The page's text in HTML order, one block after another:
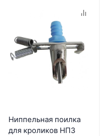
Ниппельная поилка
для кроликов НП3